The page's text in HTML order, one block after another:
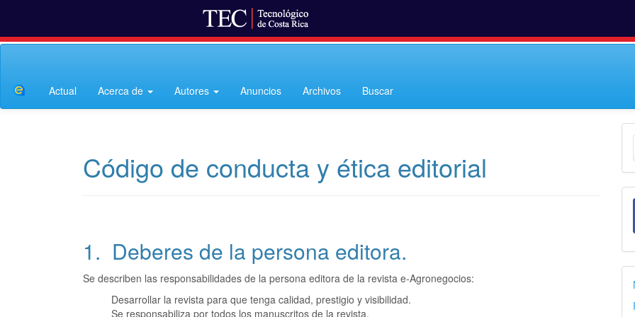
principal
Barra
Actual Acerca de Autores Anuncios Archivos Buscar
Código de conducta y ética editorial
1. Deberes de la persona editora.
Se describen las responsabilidades de la persona editora de la revista e-Agronegocios:
Desarrollar la revista para que tenga calidad, prestigio y visibilidad.
Se responsabiliza por todos los manuscritos de la revista.